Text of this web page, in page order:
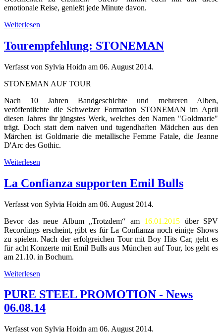
emotionale Reise, genießt jede Minute davon.
Weiterlesen
Tourempfehlung: STONEMAN
Verfasst von Sylvia Hoidn am 06. August 2014.
STONEMAN AUF TOUR
Nach 10 Jahren Bandgeschichte und mehreren Alben,
veröffentlichte die Schweizer Formation STONEMAN im April
diesen Jahres ihr jüngstes Werk, welches den Namen "Goldmarie"
trägt. Doch statt dem naiven und tugendhaften Mädchen aus den
Märchen ist Goldmarie die metallische Femme Fatale, die Jeanne
D'Arc des Gothic.
Weiterlesen
La Confianza supporten Emil Bulls
Verfasst von Sylvia Hoidn am 06. August 2014.
Bevor das neue Album „Trotzdem“ am 16.01.2015 über SPV
Recordings erscheint, gibt es für La Confianza noch einige Shows
zu spielen. Nach der erfolgreichen Tour mit Boy Hits Car, geht es
für acht Konzerte mit Emil Bulls aus München auf Tour, los geht es
am 21.10. in Bochum.
Weiterlesen
PURE STEEL PROMOTION - News
06.08.14
Verfasst von Sylvia Hoidn am 06. August 2014.